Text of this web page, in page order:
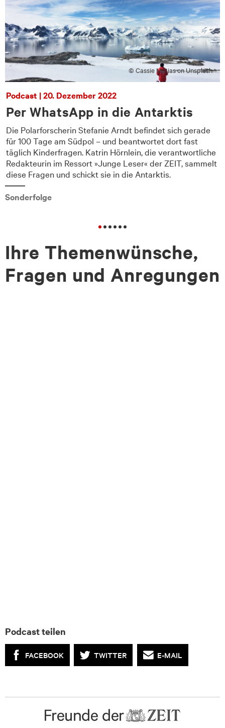
© Cassie Matias on Unsplash
Podcast | 20. Dezember 2022
Per WhatsApp in die Antarktis
Die Polarforscherin Stefanie Arndt befindet sich gerade
für 100 Tage am Südpol – und beantwortet dort fast
täglich Kinderfragen. Katrin Hörnlein, die verantwortliche
Redakteurin im Ressort »Junge Leser« der ZEIT, sammelt
diese Fragen und schickt sie in die Antarktis.
Sonderfolge
Ihre Themenwünsche,
Fragen und Anregungen
Podcast teilen
FACEBOOK TWITTER E-MAIL